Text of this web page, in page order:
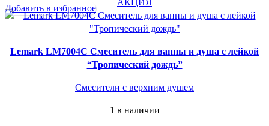
30920 ₽.
Добавить в избранное
Lemark LM7004C Смeситель для ванны и душа с лейкой
“Тропический дождь”
Смесители с верхним душем
1 в наличии